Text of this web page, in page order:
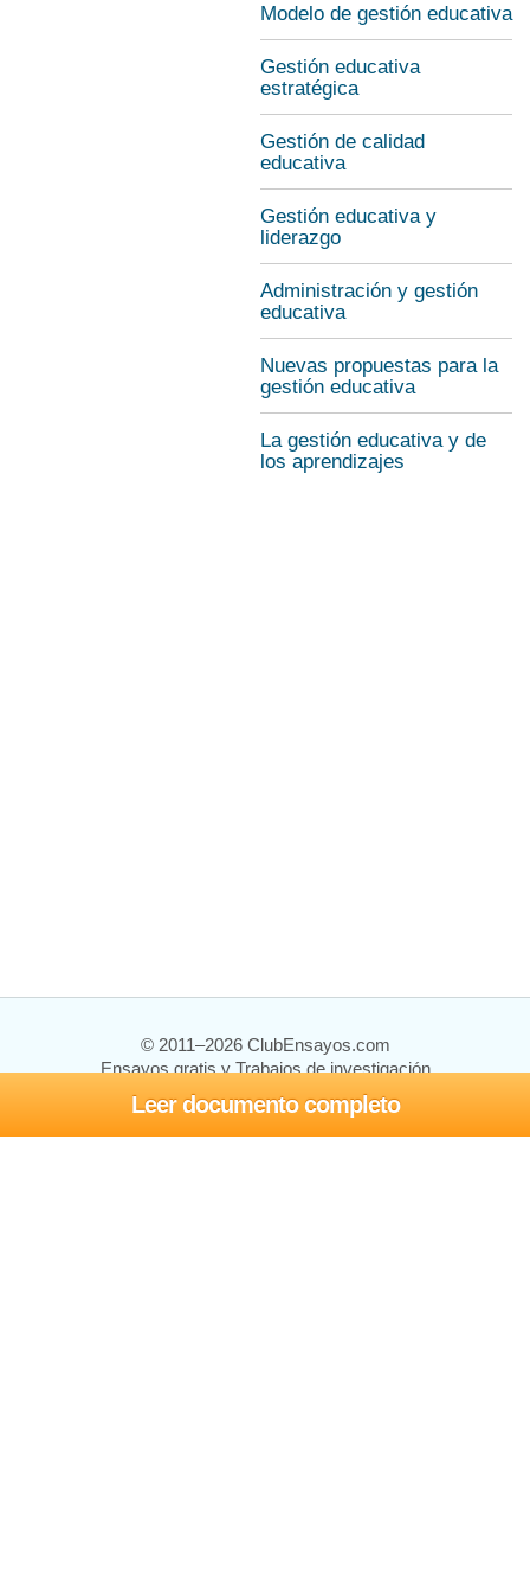
Leer documento completo
Modelo de gestión educativa
Gestión educativa
estratégica
Gestión de calidad
educativa
Gestión educativa y
liderazgo
Administración y gestión
educativa
Nuevas propuestas para la
gestión educativa
La gestión educativa y de
los aprendizajes
© 2011–2026 ClubEnsayos.com
Ensayos gratis y Trabajos de investigación